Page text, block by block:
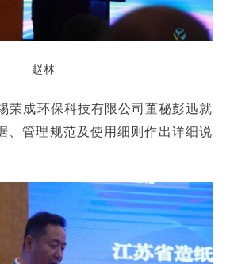
赵林
成环保科技有限公司董秘彭迅就
、管理规范及使用细则作出详细说